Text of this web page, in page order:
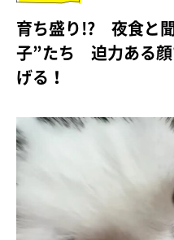
育ち盛り!? 夜食と
子”たち 迫力ある顔
げる！